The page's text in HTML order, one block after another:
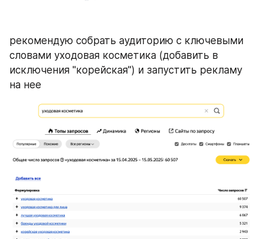
рекомендую собрать аудиторию с ключевыми
словами уходовая косметика (добавить в
исключения "корейская") и запустить рекламу
на нее